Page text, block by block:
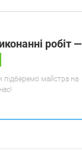
робіт —
підберемо майстра на